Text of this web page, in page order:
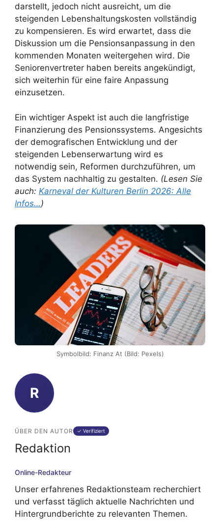
darstellt, jedoch nicht ausreicht, um die
steigenden Lebenshaltungskosten vollständig
zu kompensieren. Es wird erwartet, dass die
Diskussion um die Pensionsanpassung in den
kommenden Monaten weitergehen wird. Die
Seniorenvertreter haben bereits angekündigt,
sich weiterhin für eine faire Anpassung
einzusetzen.
Ein wichtiger Aspekt ist auch die langfristige
Finanzierung des Pensionssystems. Angesichts
der demografischen Entwicklung und der
steigenden Lebenserwartung wird es
notwendig sein, Reformen durchzuführen, um
das System nachhaltig zu gestalten. (Lesen Sie
auch: Karneval der Kulturen Berlin 2026: Alle
Infos…)
Symbolbild: Finanz At (Bild: Pexels)
R
ÜBER DEN AUTOR ✓ Verifiziert
Redaktion
Online-Redakteur
Unser erfahrenes Redaktionsteam recherchiert
und verfasst täglich aktuelle Nachrichten und
Hintergrundberichte zu relevanten Themen.